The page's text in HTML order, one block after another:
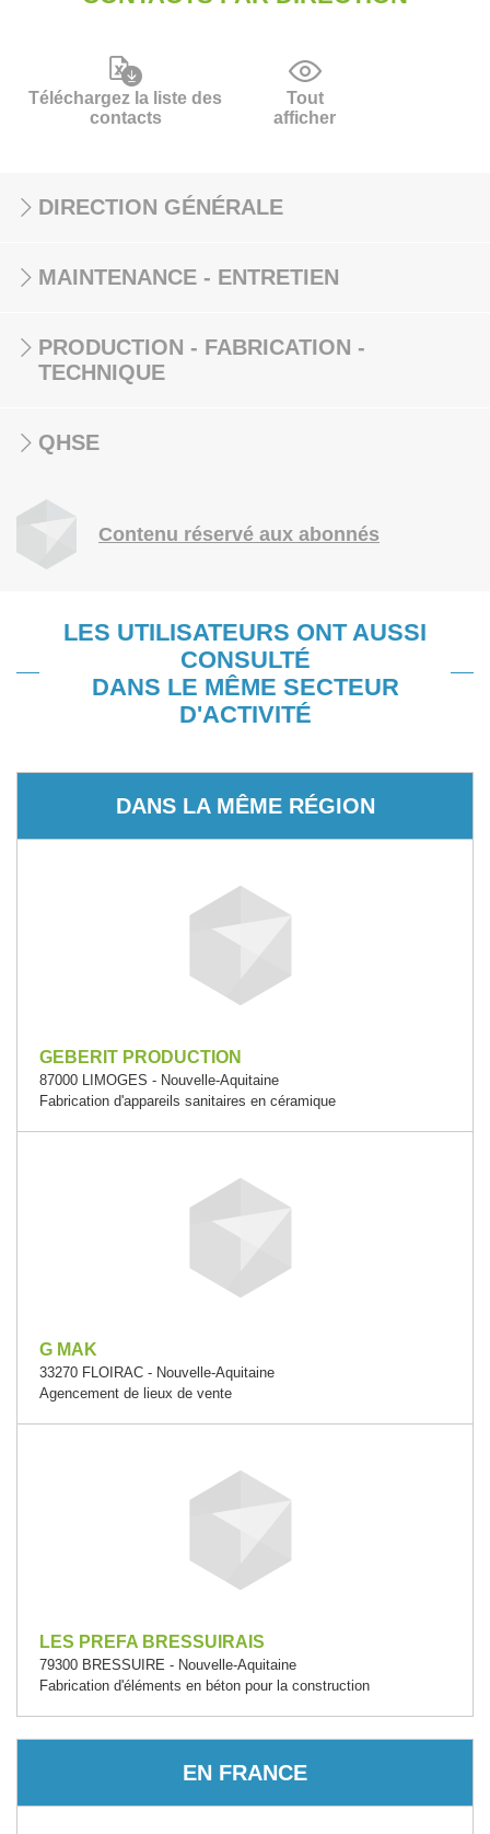
Téléchargez la liste des
contacts
Tout
afficher
DIRECTION GÉNÉRALE
MAINTENANCE - ENTRETIEN
PRODUCTION - FABRICATION -
TECHNIQUE
QHSE
Contenu réservé aux abonnés
LES UTILISATEURS ONT AUSSI
CONSULTÉ
DANS LE MÊME SECTEUR
D'ACTIVITÉ
DANS LA MÊME RÉGION
GEBERIT PRODUCTION
87000 LIMOGES - Nouvelle-Aquitaine
Fabrication d'appareils sanitaires en céramique
G MAK
33270 FLOIRAC - Nouvelle-Aquitaine
Agencement de lieux de vente
LES PREFA BRESSUIRAIS
79300 BRESSUIRE - Nouvelle-Aquitaine
Fabrication d'éléments en béton pour la construction
EN FRANCE